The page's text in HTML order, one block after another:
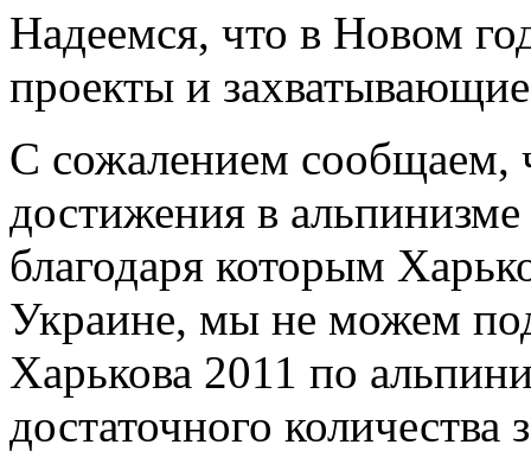
Надеемся, что в Новом
проекты и
С сожалением сообщаем,
достижения в альпинизме
благодаря которым
Украине, мы не можем
Харькова 2011 по
достаточного количества